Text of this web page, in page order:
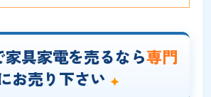
具家電を売るなら専門
お売り下さい